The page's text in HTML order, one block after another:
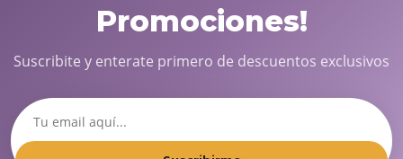
Promociones!
Suscribite y enterate primero de descuentos exclusivos